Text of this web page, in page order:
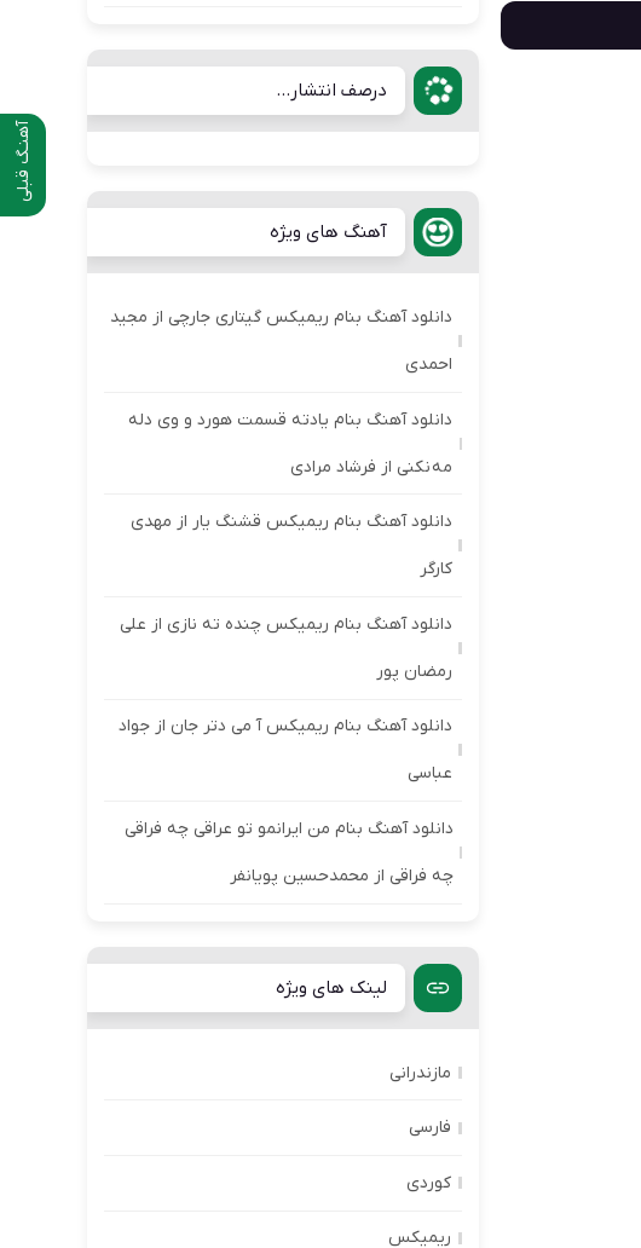
آهنـگ قبلی
درصف انتشار...
آهنگ های ویژه
دانلود آهنگ بنام ریمیکس گیتاری جارچی از مجید
احمدی
دانلود آهنگ بنام یادته قسمت هورد و وی دله
مه نکنی از فرشاد مرادی
دانلود آهنگ بنام ریمیکس قشنگ یار از مهدی
کارگر
دانلود آهنگ بنام ریمیکس چنده ته نازی از علی
رمضان پور
دانلود آهنگ بنام ریمیکس آ می دتر جان از جواد
عباسی
دانلود آهنگ بنام من ایرانمو تو عراقی چه فراقی
چه فراقی از محمدحسین پویانفر
لینک های ویژه
مازندرانی
فارسی
کوردی
ریمیکس